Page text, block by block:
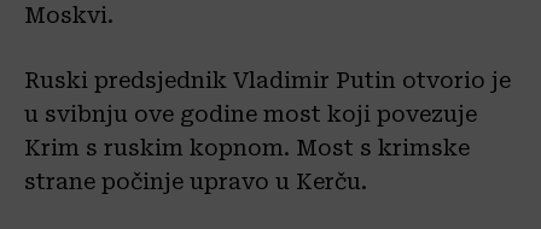
Moskvi.
Ruski predsjednik Vladimir Putin otvorio je
u svibnju ove godine most koji povezuje
Krim s ruskim kopnom. Most s krimske
strane počinje upravo u Kerču.